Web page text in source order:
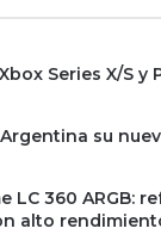
Series X/S y
su
LC 360 ARGB:
alto